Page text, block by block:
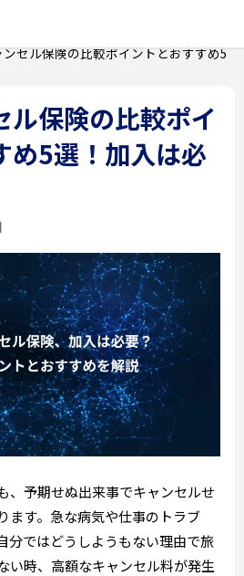
セル保険の比較ポイントとおすすめ5
ル保険の比較ポイ
め5選！加入は必
、予期せぬ出来事でキャンセルせ
ます。急な病気や仕事のトラブ
分ではどうしようもない理由で旅
い時、高額なキャンセル料が発生